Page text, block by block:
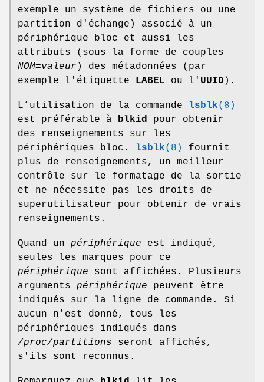
exemple un système de fichiers ou une
partition d'échange) associé à un
périphérique bloc et aussi les
attributs (sous la forme de couples
NOM=valeur ) des métadonnées (par
exemple l'étiquette
LABEL ou l' UUID ).
L’utilisation de la commande lsblk(8)
est préférable à
blkid
pour obtenir
des renseignements sur les
périphériques bloc. lsblk(8)
fournit
plus de renseignements, un meilleur
contrôle sur le formatage de la sortie
et ne nécessite pas les droits de
superutilisateur pour obtenir de vrais
renseignements.
Quand un périphérique est indiqué,
seules les marques pour ce
périphérique sont affichées. Plusieurs
arguments périphérique peuvent être
indiqués sur la ligne de commande. Si
aucun n'est donné, tous les
périphériques indiqués dans
/proc/partitions seront affichés,
s'ils sont reconnus.